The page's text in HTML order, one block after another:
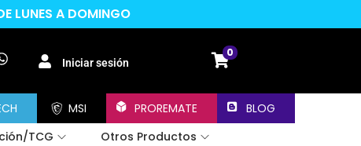
LUNES A DOMINGO
Iniciar sesión
0
MSI PROREMATE
BLOG
TCG Otros Productos